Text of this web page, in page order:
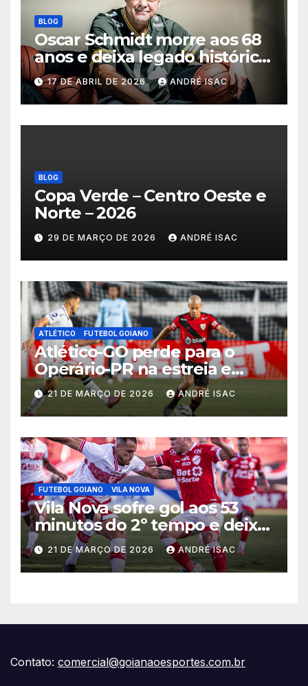
BLOG
Oscar Schmidt morre aos 68
anos e deixa legado histórico
no basquete mundial
17 DE ABRIL DE 2026 ANDRÉ ISAC
BLOG
Copa Verde – Centro Oeste e
Norte – 2026
29 DE MARÇO DE 2026 ANDRÉ ISAC
ATLÉTICO FUTEBOL GOIANO
Atlético-GO perde para o
Operário-PR na estreia e
começa sob pressão a Série B
2026
21 DE MARÇO DE 2026 ANDRÉ ISAC
FUTEBOL GOIANO VILA NOVA
Vila Nova sofre gol aos 53
minutos do 2º tempo e deixa
vitória escapar na estreia da
Série B
21 DE MARÇO DE 2026 ANDRÉ ISAC
Contato: comercial@goianaoesportes.com.br